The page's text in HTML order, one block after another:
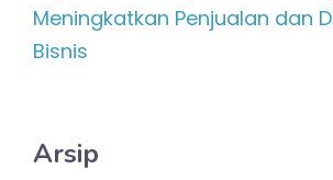
Meningkatkan Penjualan dan
Bisnis
Arsip